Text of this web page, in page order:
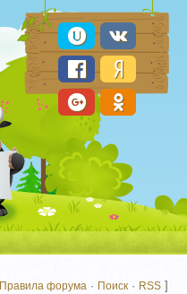
Брокеры Форекс
Правила форума · Поиск · RSS ]